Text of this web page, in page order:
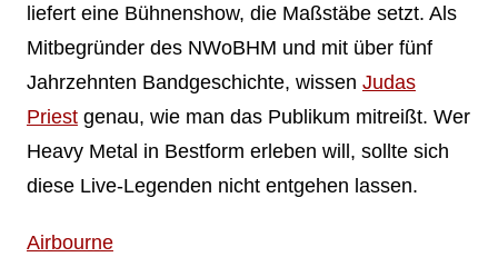
liefert eine Bühnenshow, die Maßstäbe setzt. Als
Mitbegründer des NWoBHM und mit über fünf
Jahrzehnten Bandgeschichte, wissen Judas
Priestgenau, wie man das Publikum mitreißt. Wer
Heavy Metal in Bestform erleben will, sollte sich
diese Live-Legenden nicht entgehen lassen.
Airbourne